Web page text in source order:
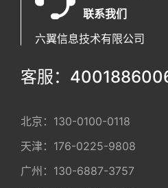
联系我们
六翼信息技术有限公司
客服：
北京： 130-0100-0118
天津： 176-0225-9808
广州： 130-6887-3757